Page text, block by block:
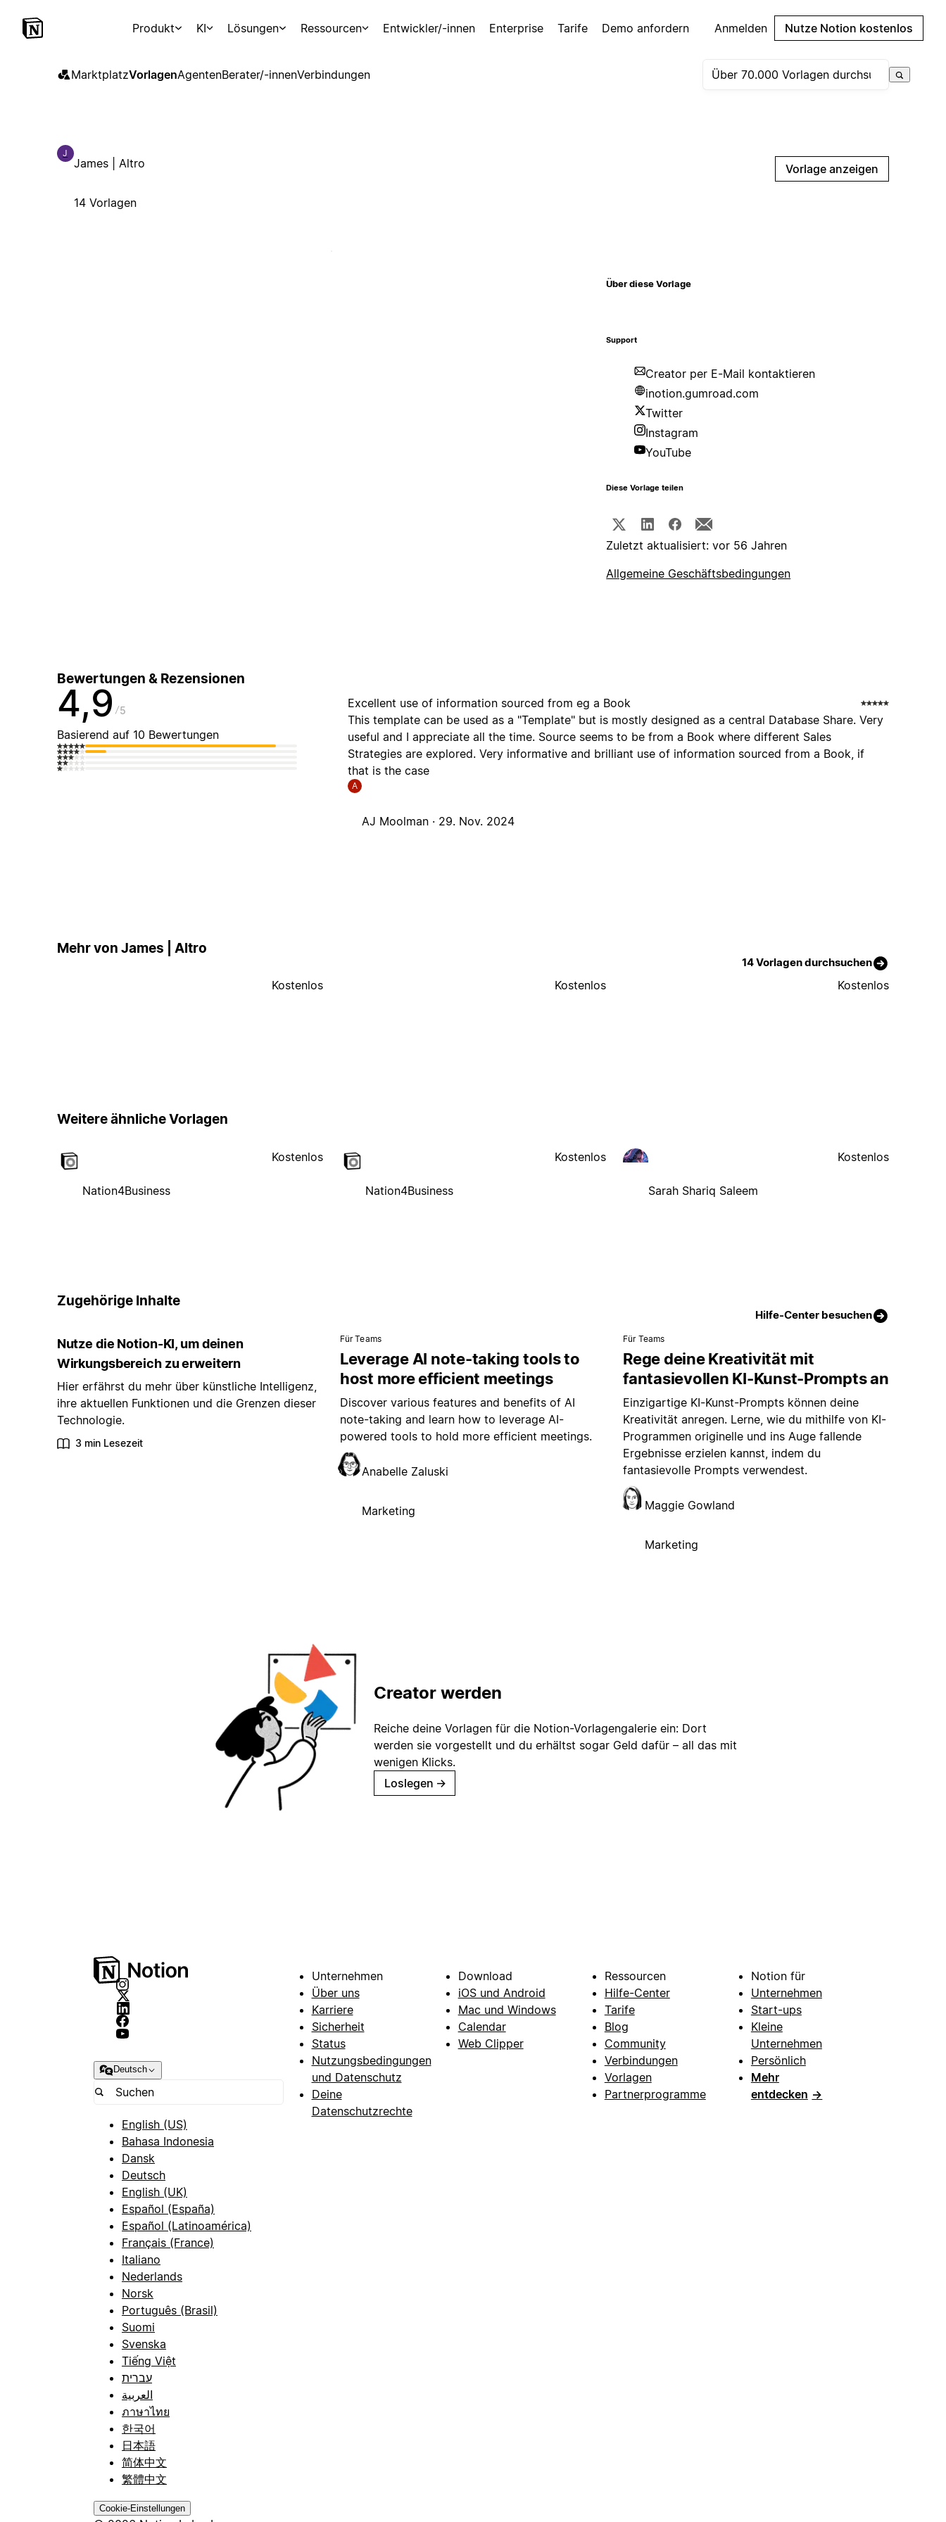
Produkt KI Lösungen Ressourcen Entwickler/-innen Enterprise Tarife Demo anfordern Anmelden Nutze Notion kostenlos
MarktplatzVorlagenAgentenBerater/-innenVerbindungen
J
James | Altro
14 Vorlagen
Vorlage anzeigen
Über diese Vorlage
Support
Creator per E-Mail kontaktieren
inotion.gumroad.com
Twitter
Instagram
YouTube
Diese Vorlage teilen
Zuletzt aktualisiert: vor 56 Jahren
Allgemeine Geschäftsbedingungen
Bewertungen & Rezensionen
4,9 5
Basierend auf 10 Bewertungen
Excellent use of information sourced from eg a Book
This template can be used as a "Template" but is mostly designed as a central Database Share. Very
useful and I appreciate all the time. Source seems to be from a Book where different Sales
Strategies are explored. Very informative and brilliant use of information sourced from a Book, if
that is the case
A
AJ Moolman · 29. Nov. 2024
Mehr von James | Altro
14 Vorlagen durchsuchen
Kostenlos Kostenlos Kostenlos
Weitere ähnliche Vorlagen
Nation4Business
Kostenlos
Nation4Business
Kostenlos
Sarah Shariq Saleem
Kostenlos
Zugehörige Inhalte
Hilfe-Center besuchen
Nutze die Notion-KI, um deinen
Wirkungsbereich zu erweitern
Hier erfährst du mehr über künstliche Intelligenz,
ihre aktuellen Funktionen und die Grenzen dieser
Technologie.
3 min Lesezeit
Für Teams
Leverage AI note-taking tools to
host more efficient meetings
Discover various features and benefits of AI
note-taking and learn how to leverage AI-
powered tools to hold more efficient meetings.
Anabelle Zaluski
Marketing
Für Teams
Rege deine Kreativität mit
fantasievollen KI-Kunst-Prompts an
Einzigartige KI-Kunst-Prompts können deine
Kreativität anregen. Lerne, wie du mithilfe von KI-
Programmen originelle und ins Auge fallende
Ergebnisse erzielen kannst, indem du
fantasievolle Prompts verwendest.
Maggie Gowland
Marketing
Creator werden
Reiche deine Vorlagen für die Notion-Vorlagengalerie ein: Dort
werden sie vorgestellt und du erhältst sogar Geld dafür – all das mit
wenigen Klicks.
Loslegen →
Deutsch
English (US)
Bahasa Indonesia
Dansk
Deutsch
English (UK)
Español (España)
Español (Latinoamérica)
Français (France)
Italiano
Nederlands
Norsk
Português (Brasil)
Suomi
Svenska
Tiếng Việt
עברית
العربية
ภาษาไทย
한국어
日本語
简体中文
繁體中文
Cookie-Einstellungen
Unternehmen
Über uns
Karriere
Sicherheit
Status
Nutzungsbedingungen
und Datenschutz
Deine
Datenschutzrechte
Download
iOS und Android
Mac und Windows
Calendar
Web Clipper
Ressourcen
Hilfe-Center
Tarife
Blog
Community
Verbindungen
Vorlagen
Partnerprogramme
Notion für
Unternehmen
Start-ups
Kleine
Unternehmen
Persönlich
Mehr
entdecken →